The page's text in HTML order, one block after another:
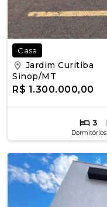
Casa
Jardim Curitiba
Sinop/MT
R$ 1.300.000,00
3
Dormitórios